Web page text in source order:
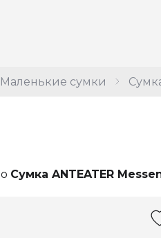
Маленькие сумки
Сумка ANTEATER